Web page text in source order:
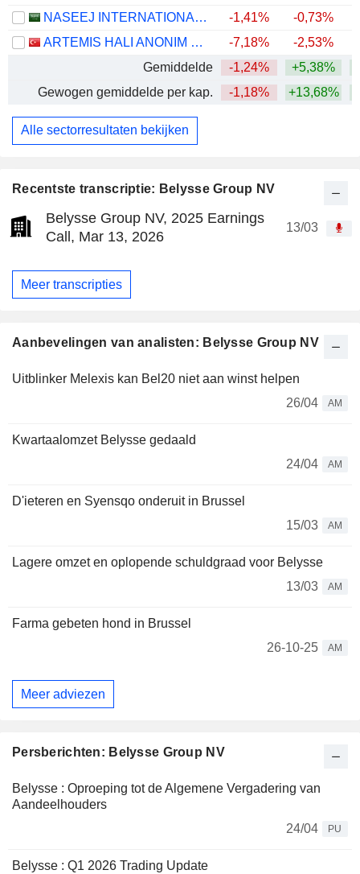
Recentste transcriptie: Belysse Group NV
Belysse Group NV, 2025 Earnings
Call, Mar 13, 2026
13/03
Meer transcripties
Aanbevelingen van analisten: Belysse Group NV
Uitblinker Melexis kan Bel20 niet aan winst helpen
26/04
AM
Kwartaalomzet Belysse gedaald
24/04
AM
D'ieteren en Syensqo onderuit in Brussel
15/03
AM
Lagere omzet en oplopende schuldgraad voor Belysse
13/03
AM
Farma gebeten hond in Brussel
26-10-25
AM
Meer adviezen
Persberichten: Belysse Group NV
Belysse : Oproeping tot de Algemene Vergadering van
Aandeelhouders
24/04
PU
Belysse : Q1 2026 Trading Update
NASEEJ INTERNATIONAL TRADING COMPANY
-1,41% -0,73%
ARTEMIS HALI ANONIM SIRKETI
-7,18% -2,53%
Gemiddelde
-1,24% +5,38%
Gewogen gemiddelde per kap.
-1,18% +13,68%
Alle sectorresultaten bekijken